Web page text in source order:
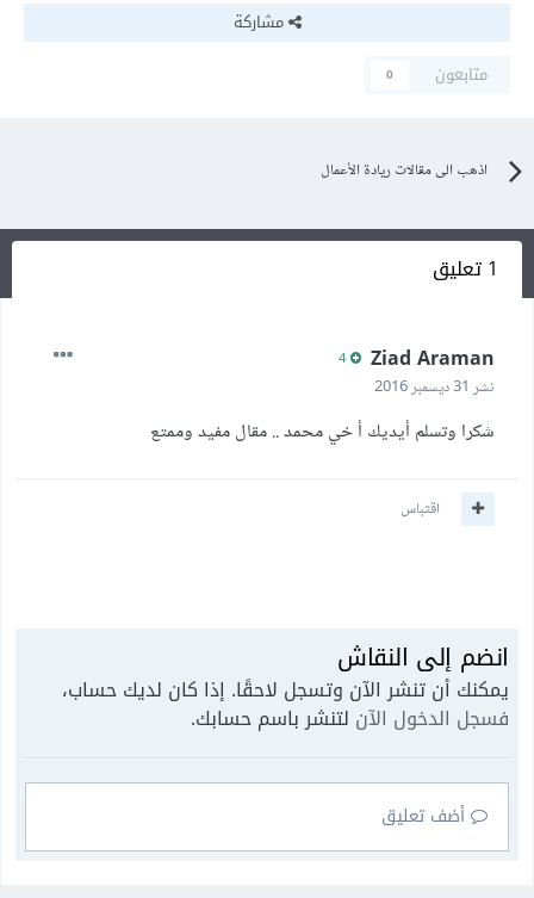
مشاركة
متابعون
0
اذهب الى مقالات ريادة الأعمال
1 تعليق
Ziad Araman
نشر 31 ديسمبر 2016
شكرا وتسلم أيديك أ خي محمد .. مقال مفيد وممتع
اقتباس
انضم إلى النقاش
يمكنك أن تنشر الآن وتسجل لاحقًا. إذا كان لديك حساب،
فسجل الدخول الآن لتنشر باسم حسابك.
أضف تعليق